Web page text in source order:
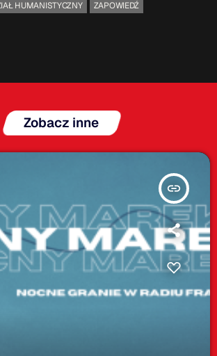
HUMANISTYCZNY
ZAPOWIEDŹ
Zobacz inne
insert_link